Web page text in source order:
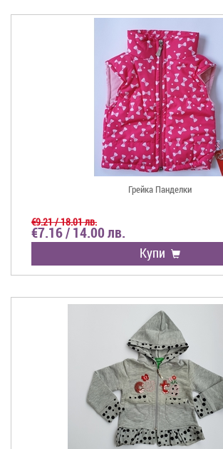
Грейка Панделки
€9.21 / 18.01 лв.
€7.16 / 14.00 лв.
Купи